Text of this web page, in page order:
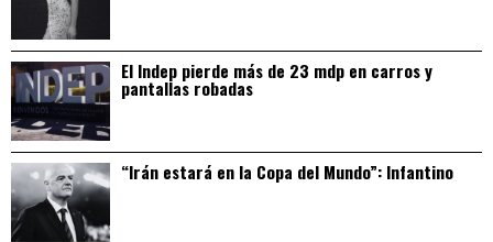
El Indep pierde más de 23 mdp en carros y
pantallas robadas
“Irán estará en la Copa del Mundo”: Infantino